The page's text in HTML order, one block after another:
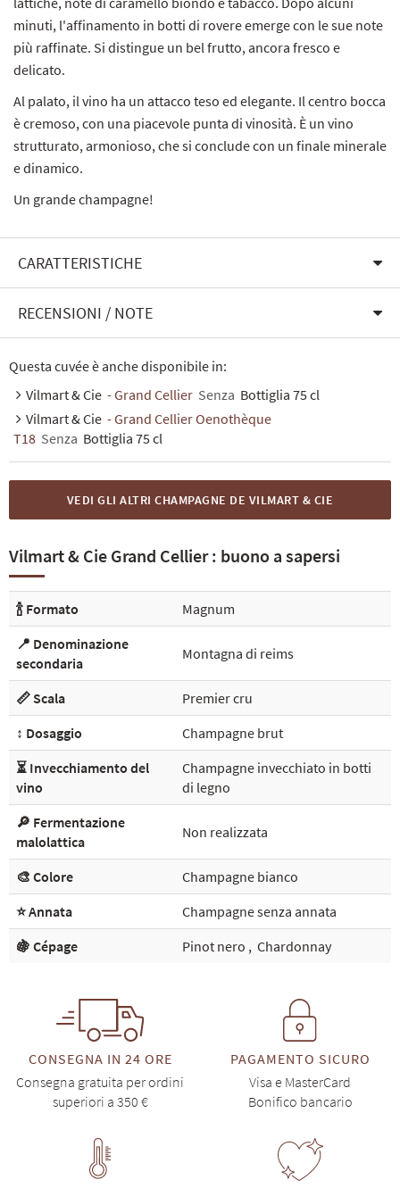
minuti, l'affinamento in botti di rovere emerge con le sue note
più raffinate. Si distingue un bel frutto, ancora fresco e
delicato.
Al palato, il vino ha un attacco teso ed elegante. Il centro bocca
è cremoso, con una piacevole punta di vinosità. È un vino
strutturato, armonioso, che si conclude con un finale minerale
e dinamico.
Un grande champagne!
CARATTERISTICHE
RECENSIONI / NOTE
Questa cuvée è anche disponibile in:
Vilmart & Cie - Grand Cellier Senza Bottiglia 75 cl
Vilmart & Cie - Grand Cellier Oenothèque
T18 Senza Bottiglia 75 cl
VEDI GLI ALTRI CHAMPAGNE DE VILMART & CIE
Vilmart & Cie Grand Cellier : buono a sapersi
🍾 Formato
Magnum
📍 Denominazione
secondaria
Montagna di reims
📏 Scala
Premier cru
↕️ Dosaggio
Champagne brut
⏳ Invecchiamento del
vino
Champagne invecchiato in botti
di legno
🔎 Fermentazione
malolattica
Non realizzata
🎨 Colore
Champagne bianco
⭐ Annata
Champagne senza annata
🍇 Cépage
Pinot nero , Chardonnay
CONSEGNA IN 24 ORE
Consegna gratuita per ordini
superiori a 350 €
PAGAMENTO SICURO
Visa e MasterCard
Bonifico bancario